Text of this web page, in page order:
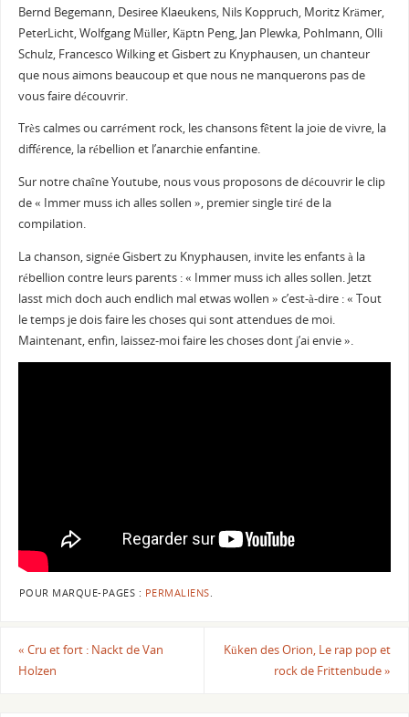
Bernd Begemann, Desiree Klaeukens, Nils Koppruch, Moritz Krämer,
PeterLicht, Wolfgang Müller, Käptn Peng, Jan Plewka, Pohlmann, Olli
Schulz, Francesco Wilking et Gisbert zu Knyphausen, un chanteur
que nous aimons beaucoup et que nous ne manquerons pas de
vous faire découvrir.
Très calmes ou carrément rock, les chansons fêtent la joie de vivre, la
différence, la rébellion et l’anarchie enfantine.
Sur notre chaîne Youtube, nous vous proposons de découvrir le clip
de « Immer muss ich alles sollen », premier single tiré de la
compilation.
La chanson, signée Gisbert zu Knyphausen, invite les enfants à la
rébellion contre leurs parents : « Immer muss ich alles sollen. Jetzt
lasst mich doch auch endlich mal etwas wollen » c’est-à-dire : « Tout
le temps je dois faire les choses qui sont attendues de moi.
Maintenant, enfin, laissez-moi faire les choses dont j’ai envie ».
POUR MARQUE-PAGES : PERMALIENS.
« Cru et fort : Nackt de Van
Holzen
Küken des Orion, Le rap pop et
rock de Frittenbude»